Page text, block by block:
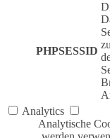
PHPSESSID
Analytics
Analytische